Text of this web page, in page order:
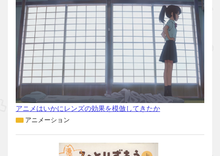
アニメはいかにレンズの効果を模倣してきたか
アニメーション